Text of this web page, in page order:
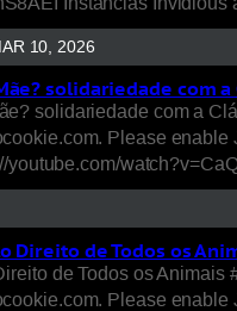
10, 2026
solidariedade com
solidariedade com a
Please
youtube.com/
Direito de Todos os
de Todos os
Please